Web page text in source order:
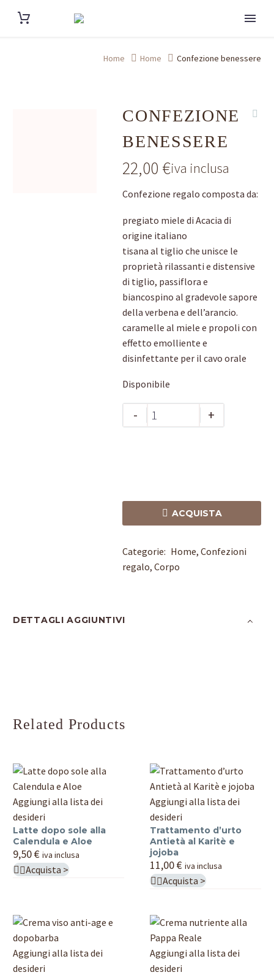
Home Home Confezione benessere
CONFEZIONE
BENESSERE
22,00 €iva inclusa
Confezione regalo composta da:
pregiato miele di Acacia di
origine italiano
tisana al tiglio che unisce le
proprietà rilassanti e distensive
di tiglio, passiflora e
biancospino al gradevole sapore
della verbena e dell’arancio.
caramelle al miele e propoli con
effetto emolliente e
disinfettante per il cavo orale
Disponibile
-
Confezione
benessere
+
 ACQUISTA
Categorie: Home,Confezioni
regalo,Corpo
DETTAGLI AGGIUNTIVI
Related Products
Latte
dopo
sole
alla
Calendula
e
Aggiungi alla lista dei
desideri
Latte dopo sole alla
Calendula e Aloe
9,50€ iva inclusa
Acquista >
Trattamento
d’urto
Antietà
al
Karitè
e
Aggiungi alla lista dei
desideri
Trattamento d’urto
Antietà al Karitè e
jojoba
11,00€ iva inclusa
Acquista >
Crema
viso
Aggiungi alla lista dei
desideri
Crema
nutriente
Aggiungi alla lista dei
desideri